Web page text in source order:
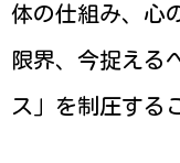
体の仕組み、心
限界、今捉える
ス」を制圧する